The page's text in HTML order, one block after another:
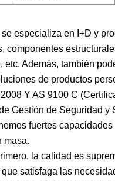
especializa en I+D y
componentes
Además, también
de productos
Y AS 9100 C
Gestión de Seguridad
fuertes
masa.
la calidad es
satisfaga las